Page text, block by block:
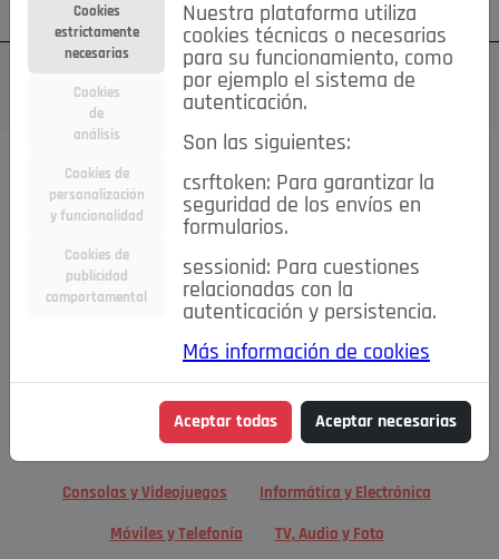
Su cuenta Regístrese ¿Olvidó su contraseña?
TODAS Deporte Bicicletas Deportes y Ocio
Electrodomésticos
Niños y Bebés Inmobiliaria Construcción y Reformas
Moda Accesorios Ropa Motor
Motor y Accesorios Motos Ocio
Cine, Libros y Música Coleccionismo
Consolas y Videojuegos Informática y Electrónica
Móviles y Telefonía TV, Audio y Foto
Cookies
estrictamente
necesarias
Cookies
de
análisis
Cookies de
personalización
y funcionalidad
Cookies de
publicidad
comportamental
Nuestra plataforma utiliza
cookies técnicas o necesarias
para su funcionamiento, como
por ejemplo el sistema de
autenticación.
Son las siguientes:
csrftoken: Para garantizar la
seguridad de los envíos en
formularios.
sessionid: Para cuestiones
relacionadas con la
autenticación y persistencia.
Más información de cookies
Aceptar todas Aceptar necesarias